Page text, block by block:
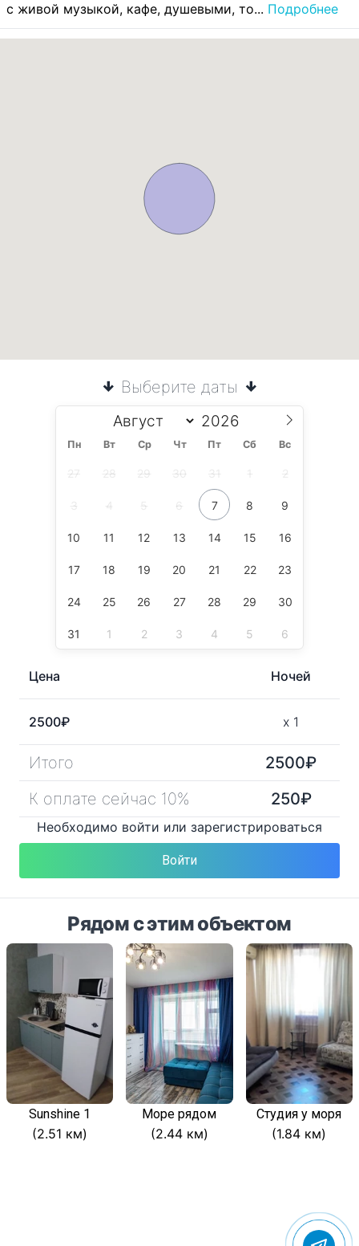
с живой музыкой, кафе, душевыми, то... Подробнее
Выберите даты
Пн Вт Ср Чт Пт Сб Вс
27 28 29 30 31 1 2
3 4 5 6 7 8 9
10 11 12 13 14 15 16
17 18 19 20 21 22 23
24 25 26 27 28 29 30
31 1 2 3 4 5 6
Цена Ночей
2500₽ x 1
Итого 2500₽
К оплате сейчас 10%
250₽
Необходимо войти или зарегистрироваться
Войти
Рядом с этим объектом
Sunshine 1
(2.51 км)
Море рядом
(2.44 км)
Студия у моря
(1.84 км)